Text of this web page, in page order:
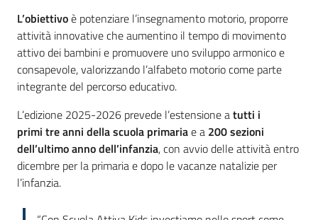
L’obiettivoè potenziare l’insegnamento motorio, proporre
attività innovative che aumentino il tempo di movimento
attivo dei bambini e promuovere uno sviluppo armonico e
consapevole, valorizzando l’alfabeto motorio come parte
integrante del percorso educativo.
L’edizione 2025-2026 prevede l’estensione atutti i
primi tre anni della scuola primariae a 200 sezioni
dell’ultimo anno dell’infanzia, con avvio delle attività entro
dicembre per la primaria e dopo le vacanze natalizie per
l’infanzia.